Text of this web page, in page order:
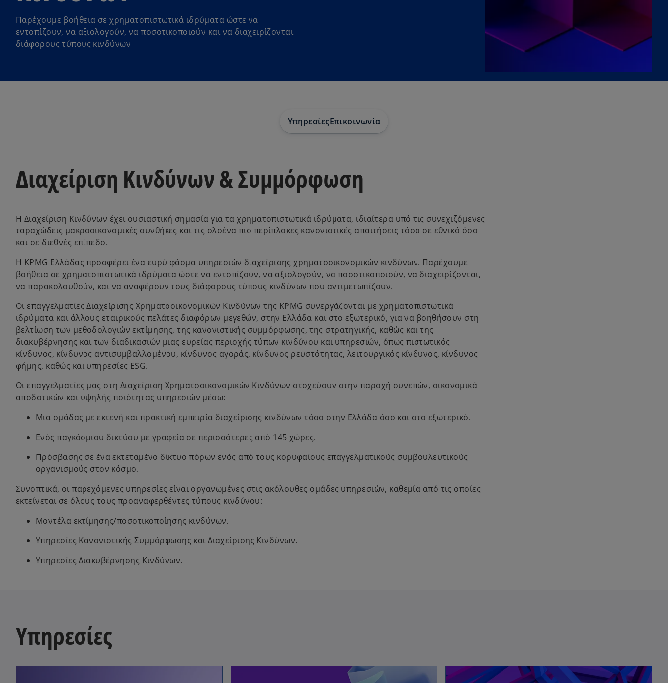
Παρέχουμε βοήθεια σε χρηματοπιστωτικά ιδρύματα ώστε να
εντοπίζουν, να αξιολογούν, να ποσοτικοποιούν και να διαχειρίζονται
διάφορους τύπους κινδύνων
ΥπηρεσίεςΕπικοινωνία
Διαχείριση Κινδύνων & Συμμόρφωση
Η Διαχείριση Κινδύνων έχει ουσιαστική σημασία για τα χρηματοπιστωτικά ιδρύματα, ιδιαίτερα υπό τις συνεχιζόμενες
ταραχώδεις μακροοικονομικές συνθήκες και τις ολοένα πιο περίπλοκες κανονιστικές απαιτήσεις τόσο σε εθνικό όσο
και σε διεθνές επίπεδο.
Η KPMG Ελλάδας προσφέρει ένα ευρύ φάσμα υπηρεσιών διαχείρισης χρηματοοικονομικών κινδύνων. Παρέχουμε
βοήθεια σε χρηματοπιστωτικά ιδρύματα ώστε να εντοπίζουν, να αξιολογούν, να ποσοτικοποιούν, να διαχειρίζονται,
να παρακολουθούν, και να αναφέρουν τους διάφορους τύπους κινδύνων που αντιμετωπίζουν.
Οι επαγγελματίες Διαχείρισης Χρηματοοικονομικών Κινδύνων της KPMG συνεργάζονται με χρηματοπιστωτικά
ιδρύματα και άλλους εταιρικούς πελάτες διαφόρων μεγεθών, στην Ελλάδα και στο εξωτερικό, για να βοηθήσουν στη
βελτίωση των μεθοδολογιών εκτίμησης, της κανονιστικής συμμόρφωσης, της στρατηγικής, καθώς και της
διακυβέρνησης και των διαδικασιών μιας ευρείας περιοχής τύπων κινδύνου και υπηρεσιών, όπως πιστωτικός
κίνδυνος, κίνδυνος αντισυμβαλλομένου, κίνδυνος αγοράς, κίνδυνος ρευστότητας, λειτουργικός κίνδυνος, κίνδυνος
φήμης, καθώς και υπηρεσίες ESG.
Οι επαγγελματίες μας στη Διαχείριση Χρηματοοικονομικών Κινδύνων στοχεύουν στην παροχή συνεπών, οικονομικά
αποδοτικών και υψηλής ποιότητας υπηρεσιών μέσω:
Μια ομάδας με εκτενή και πρακτική εμπειρία διαχείρισης κινδύνων τόσο στην Ελλάδα όσο και στο εξωτερικό.
Ενός παγκόσμιου δικτύου με γραφεία σε περισσότερες από 145 χώρες.
Πρόσβασης σε ένα εκτεταμένο δίκτυο πόρων ενός από τους κορυφαίους επαγγελματικούς συμβουλευτικούς
οργανισμούς στον κόσμο.
Συνοπτικά, οι παρεχόμενες υπηρεσίες είναι οργανωμένες στις ακόλουθες ομάδες υπηρεσιών, καθεμία από τις οποίες
εκτείνεται σε όλους τους προαναφερθέντες τύπους κινδύνου:
Μοντέλα εκτίμησης/ποσοτικοποίησης κινδύνων.
Υπηρεσίες Κανονιστικής Συμμόρφωσης και Διαχείρισης Κινδύνων.
Υπηρεσίες Διακυβέρνησης Κινδύνων.
Υπηρεσίες